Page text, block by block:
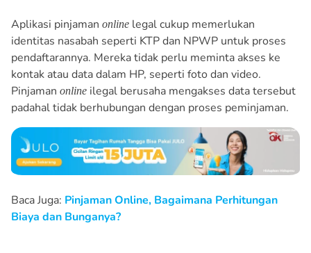
Aplikasi pinjaman online legal cukup memerlukan
identitas nasabah seperti KTP dan NPWP untuk proses
pendaftarannya. Mereka tidak perlu meminta akses ke
kontak atau data dalam HP, seperti foto dan video.
Pinjaman online ilegal berusaha mengakses data tersebut
padahal tidak berhubungan dengan proses peminjaman.
Baca Juga: Pinjaman Online, Bagaimana Perhitungan
Biaya dan Bunganya?